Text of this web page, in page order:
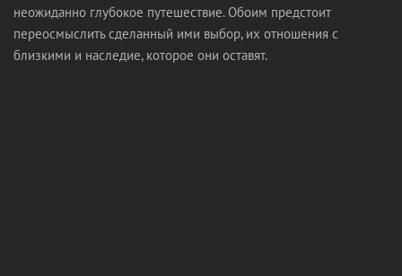
неожиданно глубокое путешествие. Обоим предстоит
переосмыслить сделанный ими выбор, их отношения с
близкими и наследие, которое они оставят.